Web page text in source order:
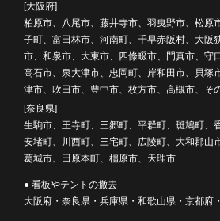
[大阪府]
柏原市、八尾市、藤井寺市、羽曳野市、松原
子町、富田林市、河南町、千早赤阪村、大阪
市、和泉市、大東市、四條畷市、門真市、守
高石市、泉大津市、忠岡町、岸和田市、貝塚
津市、吹田市、豊中市、枚方市、高槻市、
[奈良県]
生駒市、王寺町、三郷町、平群町、斑鳩町、
安堵町、川西町、三宅町、広陵町、大和郡山
葛城市、田原本町、橿原市、天理市
● 看板やテントの撤去
大阪府・奈良県・兵庫県・和歌山県・京都府